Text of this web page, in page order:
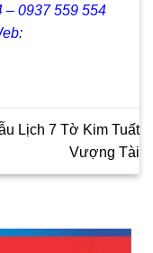
– 0937 559 554
Lịch 7 Tờ Kim Tuất
Vượng Tài